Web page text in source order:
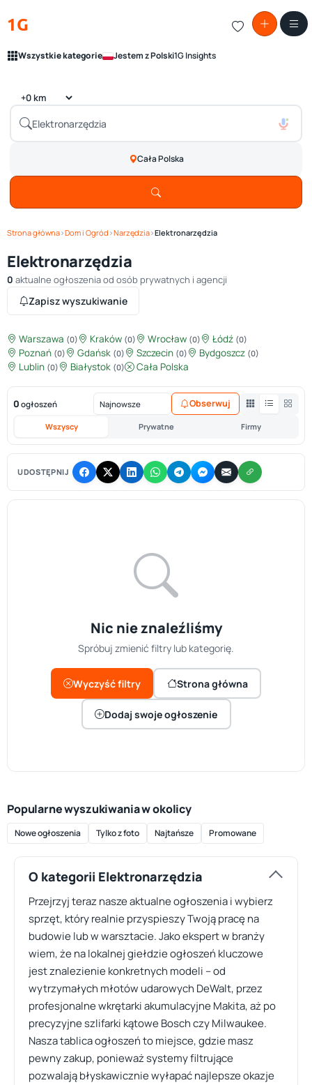
1G
Wszystkie kategorie Jestem z Polski1G Insights
Cała Polska
Strona główna›Dom i Ogród ›Narzędzia›Elektronarzędzia
Elektronarzędzia
0 aktualne ogłoszenia od osób prywatnych i agencji
Zapisz wyszukiwanie
Warszawa (0) Kraków (0) Wrocław (0) Łódź (0)
Poznań (0) Gdańsk (0) Szczecin (0) Bydgoszcz (0)
Lublin (0) Białystok (0) Cała Polska
0 ogłoszeń
Wszyscy Prywatne Firmy
Obserwuj
UDOSTĘPNIJ
Nic nie znaleźliśmy
Spróbuj zmienić filtry lub kategorię.
Wyczyść filtry Strona główna
Dodaj swoje ogłoszenie
Popularne wyszukiwania w okolicy
Nowe ogłoszenia Tylko z foto Najtańsze Promowane
O kategorii Elektronarzędzia
Przejrzyj teraz nasze aktualne ogłoszenia i wybierz
sprzęt, który realnie przyspieszy Twoją pracę na
budowie lub w warsztacie. Jako ekspert w branży
wiem, że na lokalnej giełdzie ogłoszeń kluczowe
jest znalezienie konkretnych modeli – od
wytrzymałych młotów udarowych DeWalt, przez
profesjonalne wkrętarki akumulacyjne Makita, aż po
precyzyjne szlifarki kątowe Bosch czy Milwaukee.
Nasza tablica ogłoszeń to miejsce, gdzie masz
pewny zakup, ponieważ systemy filtrujące
pozwalają błyskawicznie wyłapać najlepsze okazje